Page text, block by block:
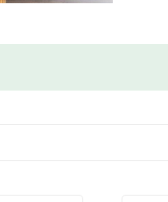
旬彩、先椀、造里、変肴、強肴
りの卵焼き・伊勢海老の味
ご希望